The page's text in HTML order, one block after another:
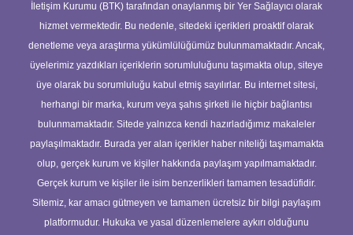
İletişim Kurumu (BTK) tarafından onaylanmış bir Yer Sağlayıcı olarak
hizmet vermektedir. Bu nedenle, sitedeki içerikleri proaktif olarak
denetleme veya araştırma yükümlülüğümüz bulunmamaktadır. Ancak,
üyelerimiz yazdıkları içeriklerin sorumluluğunu taşımakta olup, siteye
üye olarak bu sorumluluğu kabul etmiş sayılırlar. Bu internet sitesi,
herhangi bir marka, kurum veya şahıs şirketi ile hiçbir bağlantısı
bulunmamaktadır. Sitede yalnızca kendi hazırladığımız makaleler
paylaşılmaktadır. Burada yer alan içerikler haber niteliği taşımamakta
olup, gerçek kurum ve kişiler hakkında paylaşım yapılmamaktadır.
Gerçek kurum ve kişiler ile isim benzerlikleri tamamen tesadüfidir.
Sitemiz, kar amacı gütmeyen ve tamamen ücretsiz bir bilgi paylaşım
platformudur. Hukuka ve yasal düzenlemelere aykırı olduğunu